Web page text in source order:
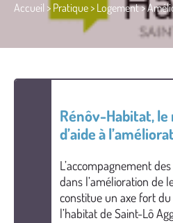
Accueil > Pratique> Logement>
Rénôv-Habitat,
d’aide à
L’accompagnement
dans l’amélioration de
constitue un axe fort
l’habitat de Saint-Lô